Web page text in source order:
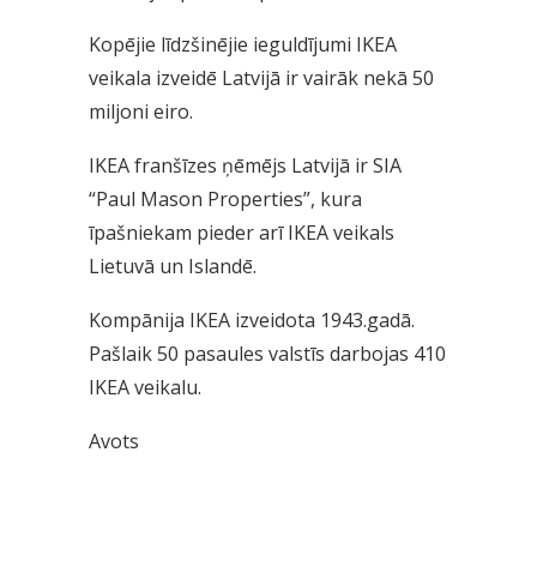
Kopējie līdzšinējie ieguldījumi IKEA
veikala izveidē Latvijā ir vairāk nekā 50
miljoni eiro.
IKEA franšīzes ņēmējs Latvijā ir SIA
“Paul Mason Properties”, kura
īpašniekam pieder arī IKEA veikals
Lietuvā un Islandē.
Kompānija IKEA izveidota 1943.gadā.
Pašlaik 50 pasaules valstīs darbojas 410
IKEA veikalu.
Avots